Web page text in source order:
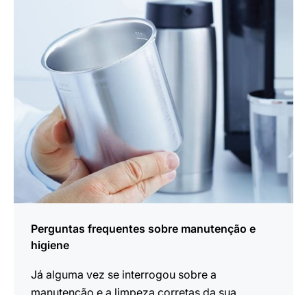
Perguntas frequentes sobre manutenção e
higiene
Já alguma vez se interrogou sobre a
manutenção e a limpeza corretas da sua